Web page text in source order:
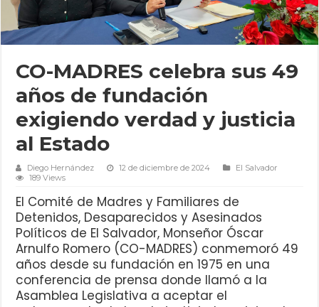
CO-MADRES celebra sus 49
años de fundación
exigiendo verdad y justicia
al Estado
Diego Hernández 12 de diciembre de 2024
El Salvador
189 Views
El Comité de Madres y Familiares de
Detenidos, Desaparecidos y Asesinados
Políticos de El Salvador, Monseñor Óscar
Arnulfo Romero (CO-MADRES) conmemoró 49
años desde su fundación en 1975 en una
conferencia de prensa donde llamó a la
Asamblea Legislativa a aceptar el